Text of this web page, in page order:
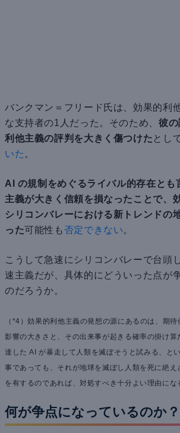
バンクマン＝フリード氏は、効果的利
な支持者の1人だった。そのため、 彼
利他主義の評判を大きく傷つけた とし
いた 。
AI の規制をめぐるライバル的存在とも
主義が大きく信頼を損なったことで、
シリコンバレーにおける新トレンドの
った可能性も否定できない。
こうして急速にシリコンバレーで台頭
速主義だが、具体的にどういった点が
のだろうか。
（*4）効果的利他主義の発想の源にあるのは、期
影響の大きさと、その出来事が起きる確率の掛け算
達した AI が暴走して人類を滅ぼそうと試みる、と
事であっても、それが地球を滅ぼし人類を死に絶え
を有するのであれば、対処すべき十分よい理由にな
何が争点になっているのか？